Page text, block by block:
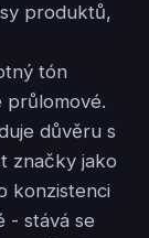
produktů,
tón
průlomové.
důvěru s
značky jako
konzistenci
- stává se